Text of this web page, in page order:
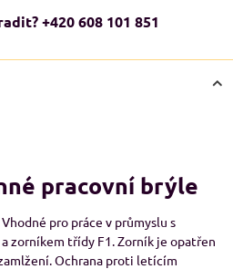
+420 608 101 851
pracovní brýle
pro práce v průmyslu s
zorníkem třídy F1. Zorník je opatřen
Ochrana proti letícím